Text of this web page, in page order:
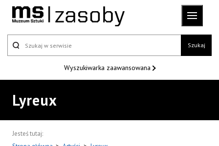
Szukaj
Wyszukiwarka zaawansowana
Lyreux
Jesteś tutaj: